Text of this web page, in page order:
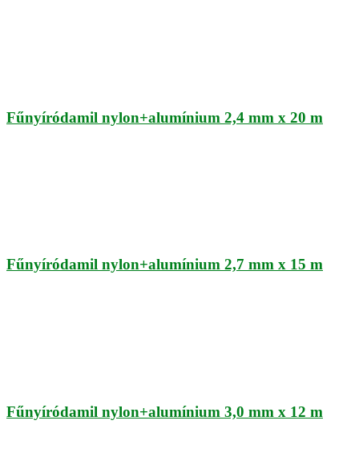
Fűnyíródamil nylon+alumínium 2,4 mm x 20 m
Fűnyíródamil nylon+alumínium 2,7 mm x 15 m
Fűnyíródamil nylon+alumínium 3,0 mm x 12 m